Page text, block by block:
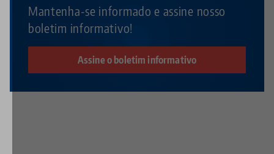
Mantenha-se informado e assine nosso
boletim informativo!
Assine o boletim informativo